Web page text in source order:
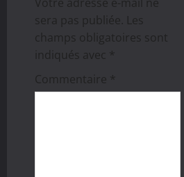
d
a
sera pas publiée. Les
champs obligatoires sont
indiqués avec *
Commentaire *